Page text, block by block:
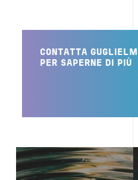
CONTATTA
PER SAPERNE DI PIÙ
Image